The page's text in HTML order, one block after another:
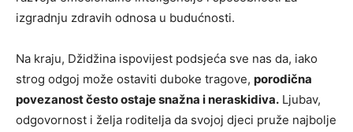
izgradnju zdravih odnosa u budućnosti.
Na kraju, Džidžina ispovijest podsjeća sve nas da, iako
strog odgoj može ostaviti duboke tragove, porodična
povezanost često ostaje snažna i neraskidiva. Ljubav,
odgovornost i želja roditelja da svojoj djeci pruže najbolje